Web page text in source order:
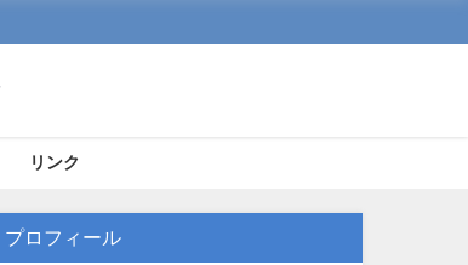
リンク
プロフィール